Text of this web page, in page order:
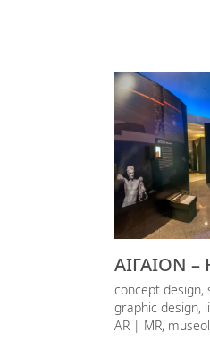
ΑΙΓΑΙΟΝ –
concept design,
graphic design,
AR | MR,